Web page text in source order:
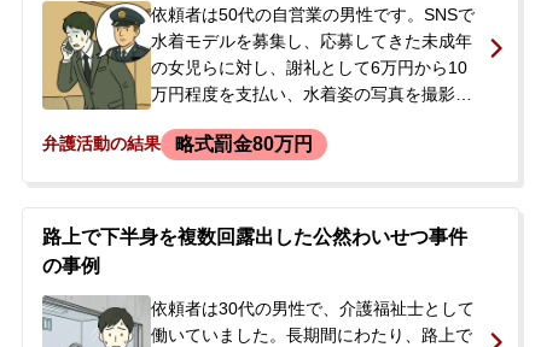
た。
依頼者は50代の自営業の男性です。SNSで
水着モデルを募集し、応募してきた未成年
の女児らに対し、謝礼として6万円から10
万円程度を支払い、水着姿の写真を撮影し
着用させ、シャワーを浴びせて性的な部分
家宅捜索を受け、児童ポルノ製造の疑いで
任意聴取を受けました。携帯電話も押収さ
を抱き、当事務所に相談されました。
弁護活動の結果 略式罰金80万円
路上で下半身を複数回露出した公然わいせつ事件
の事例
依頼者は30代の男性で、介護福祉士として
働いていました。長期間にわたり、路上で